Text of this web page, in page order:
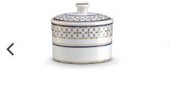
desideri